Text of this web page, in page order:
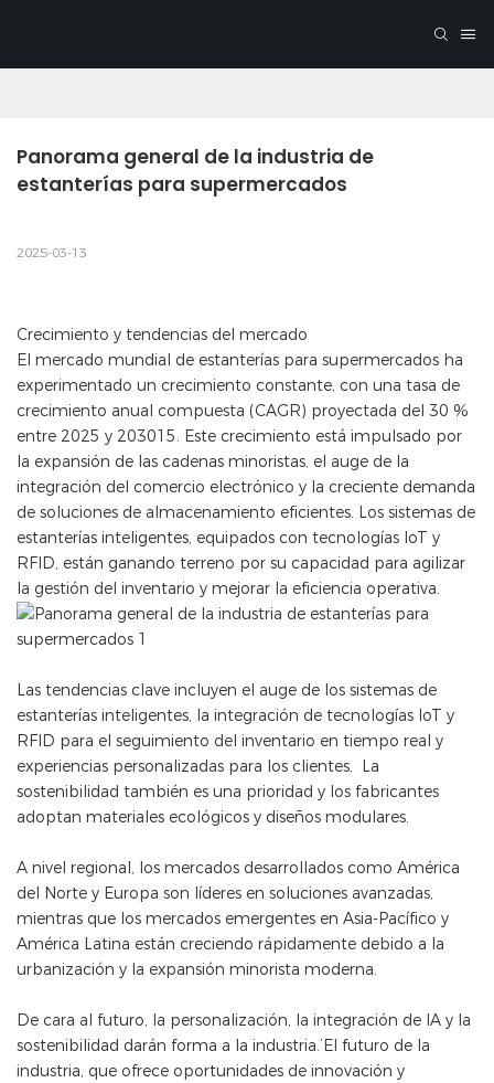
Panorama general de la industria de
estanterías para supermercados
2025-03-13
Crecimiento y tendencias del mercado
El mercado mundial de estanterías para supermercados ha
experimentado un crecimiento constante, con una tasa de
crecimiento anual compuesta (CAGR) proyectada del 30 %
entre 2025 y 203015. Este crecimiento está impulsado por
la expansión de las cadenas minoristas, el auge de la
integración del comercio electrónico y la creciente demanda
de soluciones de almacenamiento eficientes. Los sistemas de
estanterías inteligentes, equipados con tecnologías IoT y
RFID, están ganando terreno por su capacidad para agilizar
la gestión del inventario y mejorar la eficiencia operativa.
Las tendencias clave incluyen el auge de los sistemas de
estanterías inteligentes, la integración de tecnologías IoT y
RFID para el seguimiento del inventario en tiempo real y
experiencias personalizadas para los clientes. La
sostenibilidad también es una prioridad y los fabricantes
adoptan materiales ecológicos y diseños modulares.
A nivel regional, los mercados desarrollados como América
del Norte y Europa son líderes en soluciones avanzadas,
mientras que los mercados emergentes en Asia-Pacífico y
América Latina están creciendo rápidamente debido a la
urbanización y la expansión minorista moderna.
De cara al futuro, la personalización, la integración de IA y la
sostenibilidad darán forma a la industria.’El futuro de la
industria, que ofrece oportunidades de innovación y